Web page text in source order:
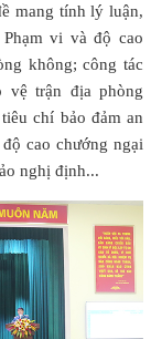
mang tính lý luận,
vi và độ cao
không; công tác
vệ trận địa phòng
chí bảo đảm an
cao chướng ngại
nghị định...